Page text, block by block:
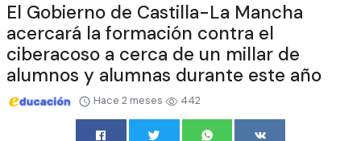
El Gobierno de Castilla-La Mancha
acercará la formación contra el
ciberacoso a cerca de un millar de
alumnos y alumnas durante este año
Hace 2 meses 442